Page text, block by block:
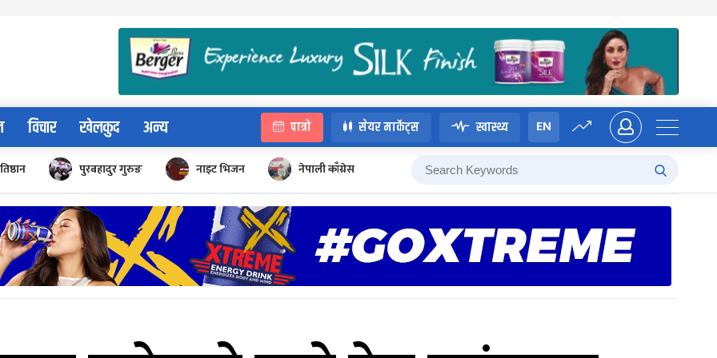
विचार खेलकुद अन्य पात्रो सेयर मार्केट्स स्वास्थ्य EN
पुरबहादुर गुरुङ नाइट भिजन नेपाली काँग्रेस